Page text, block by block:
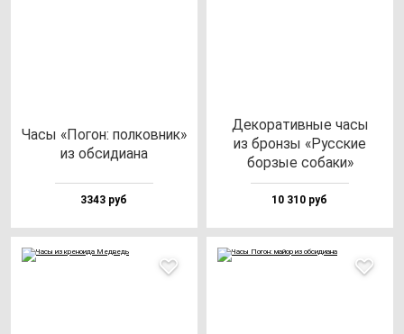
Часы «Погон: пол­ков­ник»
из об­си­ди­ана
3343 руб
Деко­ра­тив­ные ча­сы
из брон­зы «Рус­ские
бор­зые со­ба­ки»
10 310 руб